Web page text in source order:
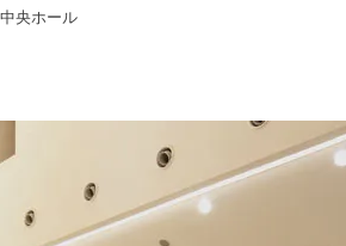
央ホール